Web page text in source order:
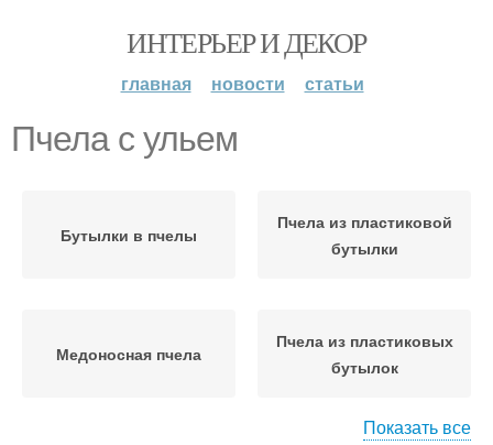
ИНТЕРЬЕР И ДЕКОР
главная новости статьи
Пчела с ульем
Бутылки в пчелы
Пчела из пластиковой
бутылки
Медоносная пчела
Пчела из пластиковых
бутылок
Показать все